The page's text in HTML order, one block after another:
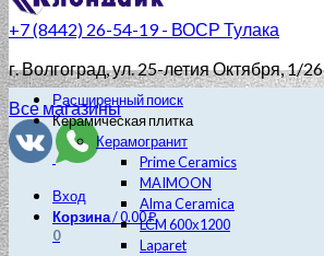
+7 (8442) 26-54-19 - ВОСР Тулака
г. Волгоград, ул. 25-летия Октября, 1/26
Все магазины
Вход
Корзина/0.00₽
0
Расширенный поиск
Керамическая плитка
Керамогранит
Prime Ceramics
MAIMOON
Alma Ceramica
LCM 600х1200
Laparet